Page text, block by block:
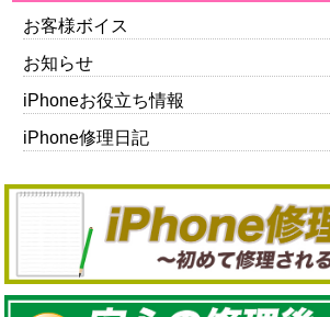
お客様ボイス
お知らせ
iPhoneお役立ち情報
iPhone修理日記